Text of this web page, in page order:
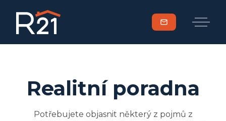
mail
Realitní poradna
Potřebujete objasnit některý z pojmů z